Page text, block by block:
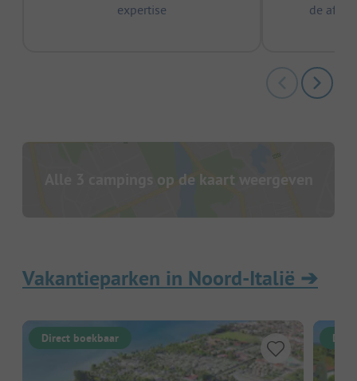
expertise
de
Alle 3 campings op de kaart weergeven
Vakantieparken in Noord-Italië ➔
Direct boekbaar